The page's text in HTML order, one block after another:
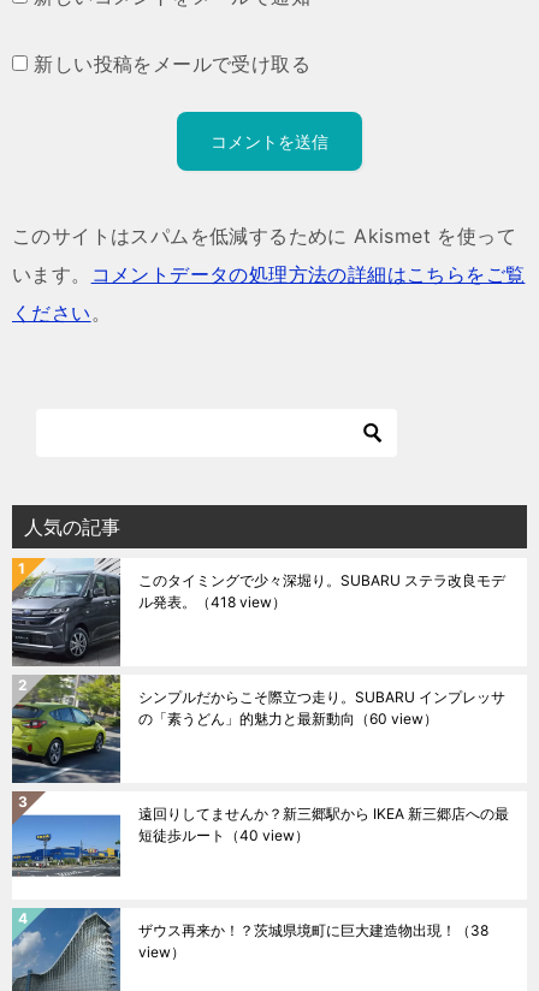
新しい投稿をメールで受け取る
このサイトはスパムを低減するために Akismet を使って
います。
コメントデータの処理方法の詳細はこちらをご覧
ください。
人気の記事
このタイミングで少々深堀り。SUBARU ステラ改良モデ
ル発表。
（418 view）
シンプルだからこそ際立つ走り。SUBARU インプレッサ
の「素うどん」的魅力と最新動向 （60 view）
遠回りしてませんか？新三郷駅から IKEA 新三郷店への最
短徒歩ルート
（40 view）
ザウス再来か！？茨城県境町に巨大建造物出現！
（38
view）